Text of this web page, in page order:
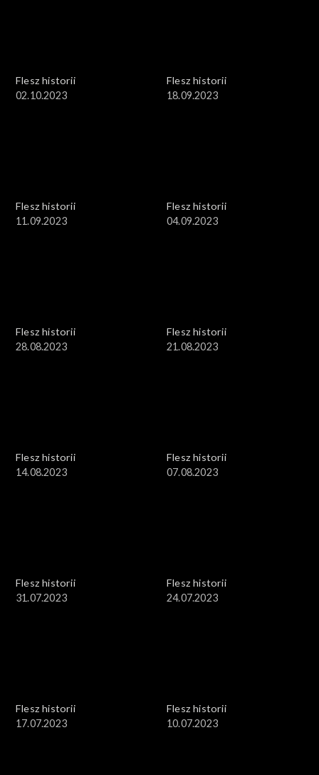
Flesz historii
02.10.2023
Flesz historii
18.09.2023
Flesz historii
11.09.2023
Flesz historii
04.09.2023
Flesz historii
28.08.2023
Flesz historii
21.08.2023
Flesz historii
14.08.2023
Flesz historii
07.08.2023
Flesz historii
31.07.2023
Flesz historii
24.07.2023
Flesz historii
17.07.2023
Flesz historii
10.07.2023